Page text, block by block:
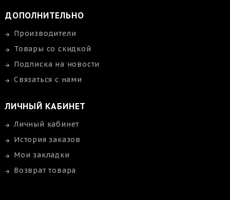
ДОПОЛНИТЕЛЬНО
Производители
Товары со скидкой
Подписка на новости
Связаться с нами
ЛИЧНЫЙ КАБИНЕТ
Личный кабинет
История заказов
Мои закладки
Возврат товара